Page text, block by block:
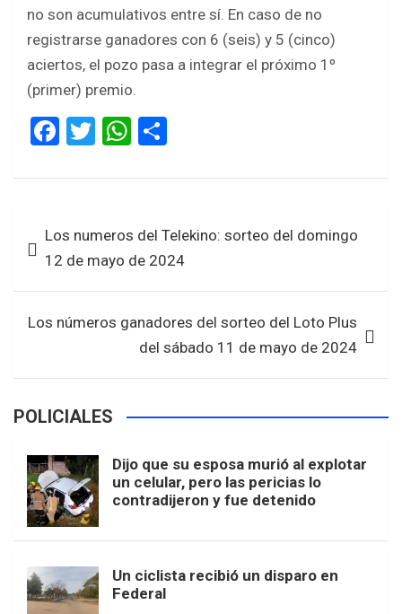
no son acumulativos entre sí. En caso de no
registrarse ganadores con 6 (seis) y 5 (cinco)
aciertos, el pozo pasa a integrar el próximo 1º
(primer) premio.
F
ce
o
o
k
T
tt
W
at
A
p
p
ar
de Los numeros del Telekino: sorteo del domingo
12 de mayo de 2024
Los números ganadores del sorteo del Loto Plus
del sábado 11 de mayo de 2024
POLICIALES
Dijo que su esposa murió al explotar
un celular, pero las pericias lo
contradijeron y fue detenido
Un ciclista recibió un disparo en
Federal